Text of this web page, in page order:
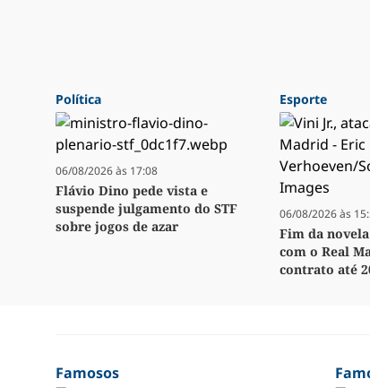
Política
06/08/2026 às 17:08
Flávio Dino pede vista e
suspende julgamento do STF
sobre jogos de azar
Esporte
06/08/2026 às
Fim da
com o Real
contrato até
Famosos